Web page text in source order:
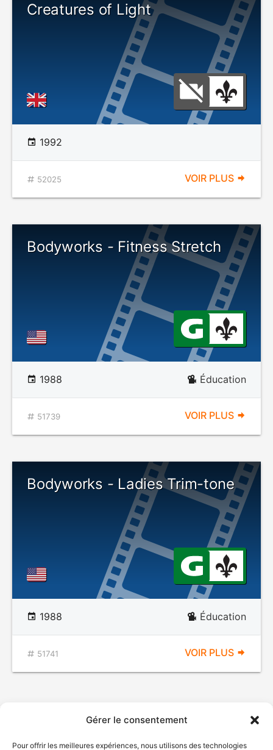
Gérer le consentement
Pour offrir les meilleures expériences, nous utilisons des technologies
Creatures of Light
1992
52025 VOIR PLUS
Bodyworks - Fitness Stretch
1988 Éducation
51739 VOIR PLUS
Bodyworks - Ladies Trim-tone
1988 Éducation
51741 VOIR PLUS